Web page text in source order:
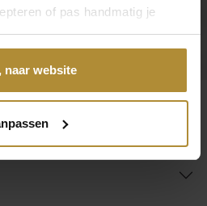
of pas handmatig je
naar website